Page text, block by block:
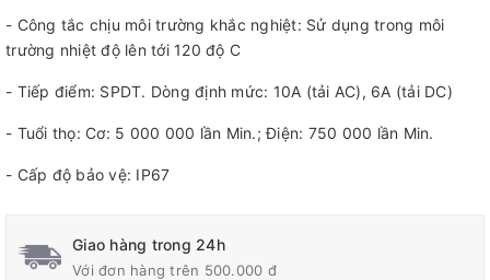
- Công tắc chịu môi trường khắc nghiệt: Sử dụng trong môi
trường nhiệt độ lên tới 120 độ C
- Tiếp điểm: SPDT. Dòng định mức: 10A (tải AC), 6A (tải DC)
- Tuổi thọ: Cơ: 5 000 000 lần Min.; Điện: 750 000 lần Min.
- Cấp độ bảo vệ: IP67
Giao hàng trong 24h
Với đơn hàng trên 500.000 đ